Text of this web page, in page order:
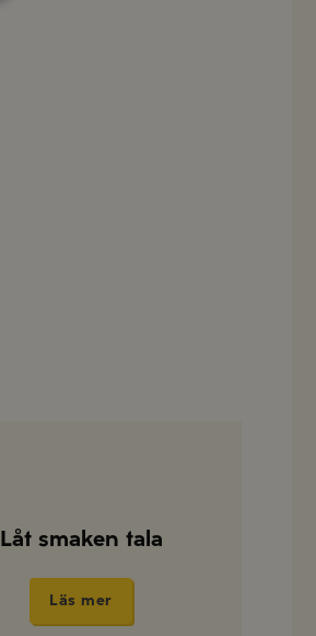
Låt smaken tala
Läs mer